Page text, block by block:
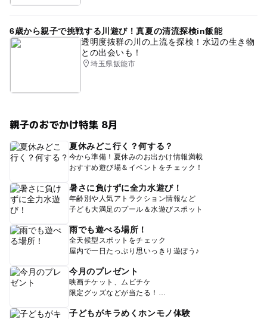
6歳から親子で挑戦する川遊び！真夏の清流探検in飯能
透明度抜群の川の上流を探検！水辺の生き物
との出会いも！
埼玉県飯能市
親子のおでかけ特集 8月
夏休みどこ行く？何する？
今から準備！夏休みのお出かけ情報満載
おすすめ遊び場＆イベントをチェック！
暑さに負けずに全力水遊び！
年齢別や人気アトラクション情報など
子ども大満足のプール＆水遊びスポット
雨でも遊べる場所！
全天候型スポットをチェック
屋内で一日たっぷり思いっきり遊ぼう♪
今月のプレゼント
映画チケット、ムビチケ
限定グッズなどが当たる！
子どもがキラめくホンモノ体験